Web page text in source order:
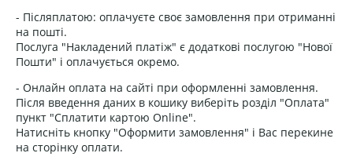
- Післяплатою: оплачуєте своє замовлення при отриманні
на пошті.
Послуга "Накладений платіж" є додаткові послугою "Нової
Пошти" і оплачується окремо.
- Онлайн оплата на сайті при оформленні замовлення.
Після введення даних в кошику виберіть розділ "Оплата"
пункт "Сплатити картою Online".
Натисніть кнопку "Оформити замовлення" і Вас перекине
на сторінку оплати.